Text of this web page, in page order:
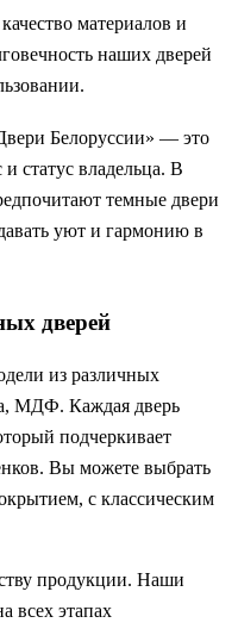
материалов и
наших дверей
Белоруссии» — это
статус владельца. В
темные двери
уют и гармонию в
дверей
из различных
МДФ. Каждая дверь
подчеркивает
Вы можете выбрать
с классическим
продукции. Наши
всех этапах